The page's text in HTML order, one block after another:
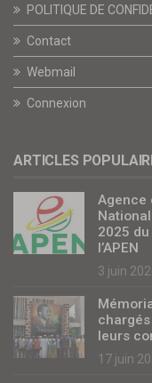
POLITIQUE DE
Contact
Webmail
Connexion
ARTICLES
Agence
2025
l’APEN
3 juin
chargés
leurs
17 juin